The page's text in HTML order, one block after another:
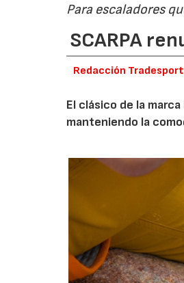
Para escaladores
SCARPA
Redacción Tradesport
El clásico de la
manteniendo la